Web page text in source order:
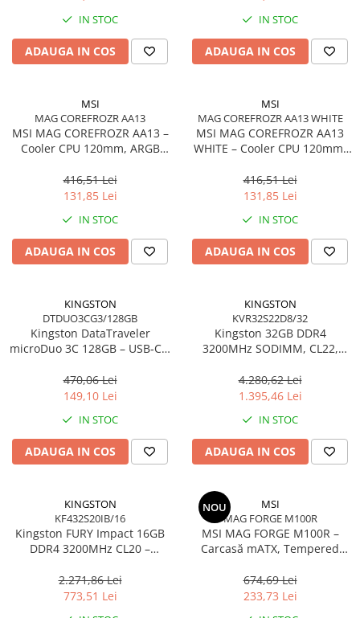
IN STOC
ADAUGA IN COS
IN STOC
ADAUGA IN COS
MSI
MAG COREFROZR AA13
MSI MAG COREFROZR AA13 –
Cooler CPU 120mm, ARGB
416,51 Lei
131,85 Lei
IN STOC
ADAUGA IN COS
MSI
MAG COREFROZR AA13 WHITE
MSI MAG COREFROZR AA13
WHITE – Cooler CPU 120mm,
White
416,51 Lei
131,85 Lei
IN STOC
ADAUGA IN COS
KINGSTON
DTDUO3CG3/128GB
Kingston DataTraveler
microDuo 3C 128GB – USB‑C +
Gen1, DTDUO3CG3/128GB
470,06 Lei
149,10 Lei
IN STOC
ADAUGA IN COS
KINGSTON
KVR32S22D8/32
Kingston 32GB DDR4
3200MHz SODIMM, CL22,
KVR32S22D8/32
4.280,62 Lei
1.395,46 Lei
IN STOC
ADAUGA IN COS
KINGSTON
KF432S20IB/16
Kingston FURY Impact 16GB
DDR4 3200MHz CL20 –
2.271,86 Lei
773,51 Lei
NOU
MSI
MAG FORGE M100R
MSI MAG FORGE M100R –
Carcasă mATX, Tempered
optimizat
674,69 Lei
233,73 Lei